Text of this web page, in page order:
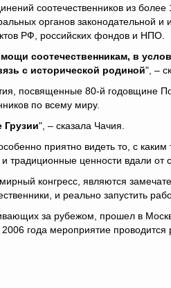
соотечественников из более
органов законодательной и
РФ, российских фондов и НПО.
соотечественникам, в
с исторической родиной", –
посвященные 80-й годовщине
по всему миру.
Грузии", – сказала Чачия.
приятно видеть то, с
традиционные ценности вдали от
конгресс, являются
и реально запустить
за рубежом, прошел в
года мероприятие проводится